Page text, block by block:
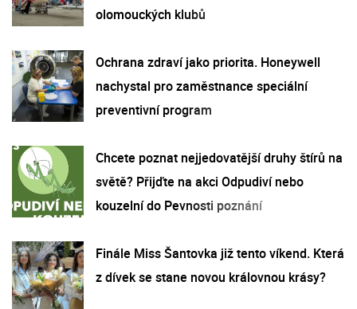
olomouckých klubů
Ochrana zdraví jako priorita. Honeywell
nachystal pro zaměstnance speciální
preventivní program
Chcete poznat nejjedovatější druhy štírů na
světě? Přijďte na akci Odpudiví nebo
kouzelní do Pevnosti poznání
Finále Miss Šantovka již tento víkend. Která
z dívek se stane novou královnou krásy?